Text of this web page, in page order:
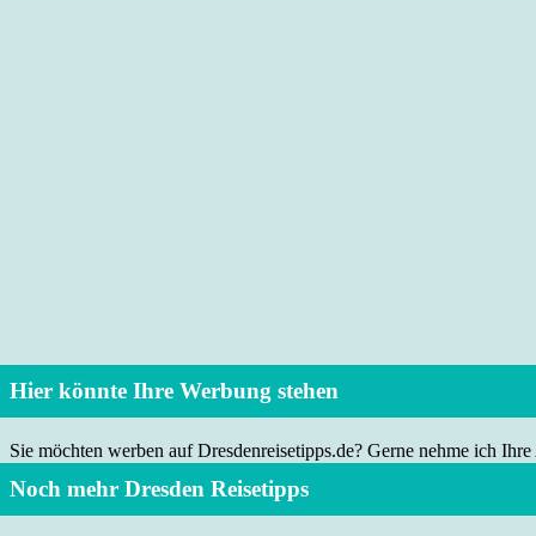
Hier könnte Ihre Werbung stehen
Sie möchten werben auf Dresdenreisetipps.de? Gerne nehme ich
Noch mehr Dresden Reisetipps